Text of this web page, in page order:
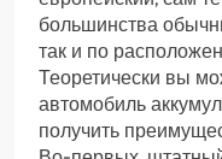
большинства
так и по
Теоретически вы
автомобиль
получить